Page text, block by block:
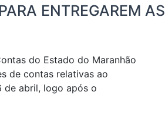
ENTREGAREM AS
do Estado do Maranhão
de contas relativas ao
de abril, logo após o